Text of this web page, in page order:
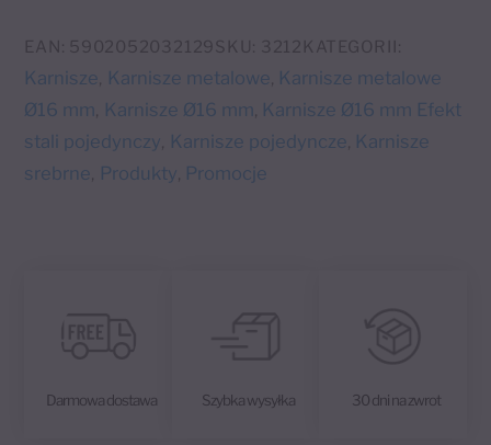
efekt
stali
Stożek
l
t
e
r
n
EAN: 5902052032129 SKU: 3212 KATEGORII:
Karnisze, Karnisze metalowe, Karnisze metalowe
Ø16 mm, Karnisze Ø16 mm, Karnisze Ø16 mm Efekt
stali pojedynczy, Karnisze pojedyncze, Karnisze
srebrne, Produkty, Promocje
Darmowa dostawa Szybka wysyłka 30 dni na zwrot